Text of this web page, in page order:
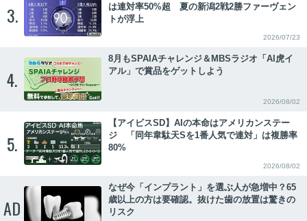
3.
は連対率50%超 夏の新潟2戦2勝ファーヴェン
トが浮上
2026/07/23
4.
8月もSPAIAチャレンジ＆MBSラジオ「AI虎イ
アル」で賞品をゲットしよう
2026/08/02
5.
【アイビスSD】AIの本命はアメリカンステー
ジ 「同年韋駄天Sを1番人気で連対」は複勝率
80%
2026/08/02
AD
なぜ今「インプラント」を選ぶ人が急増中？65
歳以上の方は要確認。抜けた歯の放置は驚きの
リスク